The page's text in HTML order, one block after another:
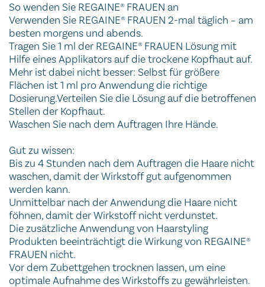
So wenden Sie REGAINE® FRAUEN an
Verwenden Sie REGAINE® FRAUEN 2-mal täglich – am
besten morgens und abends.
Tragen Sie 1 ml der REGAINE® FRAUEN Lösung mit
Hilfe eines Applikators auf die trockene Kopfhaut auf.
Mehr ist dabei nicht besser: Selbst für größere
Flächen ist 1 ml pro Anwendung die richtige
Dosierung.Verteilen Sie die Lösung auf die betroffenen
Stellen der Kopfhaut.
Waschen Sie nach dem Auftragen Ihre Hände.
Gut zu wissen:
Bis zu 4 Stunden nach dem Auftragen die Haare nicht
waschen, damit der Wirkstoff gut aufgenommen
werden kann.
Unmittelbar nach der Anwendung die Haare nicht
föhnen, damit der Wirkstoff nicht verdunstet.
Die zusätzliche Anwendung von Haarstyling
Produkten beeinträchtigt die Wirkung von REGAINE®
FRAUEN nicht.
Vor dem Zubettgehen trocknen lassen, um eine
optimale Aufnahme des Wirkstoffs zu gewährleisten.